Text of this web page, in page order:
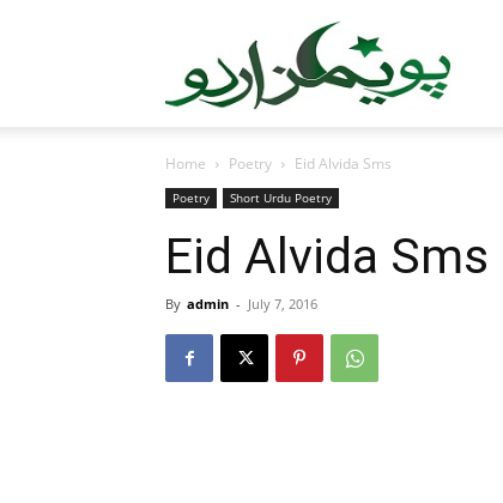
Home Poetry Eid Alvida Sms
Poetry Short Urdu Poetry
Eid Alvida Sms
By admin - July 7, 2016